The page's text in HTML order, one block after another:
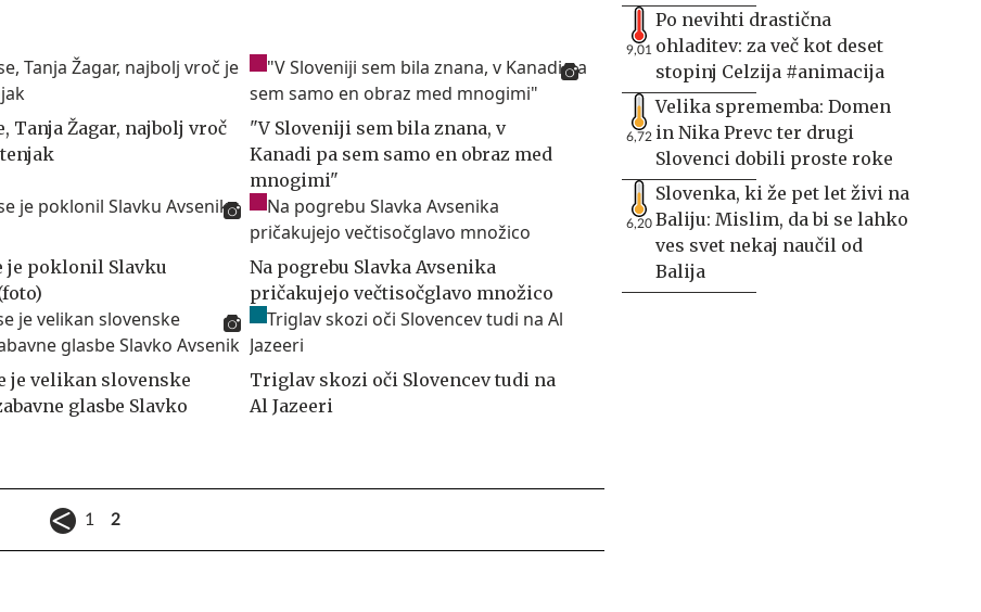
Tanja Žagar, najbolj vroč
"V Sloveniji sem bila znana, v
Kanadi pa sem samo en obraz med
mnogimi"
je poklonil Slavku
Na pogrebu Slavka Avsenika
pričakujejo večtisočglavo množico
je velikan slovenske
glasbe Slavko
Triglav skozi oči Slovencev tudi na
Al Jazeeri
1 2
9,01
Po nevihti drastična
ohladitev: za več kot deset
stopinj Celzija #animacija
6,72
Velika sprememba: Domen
in Nika Prevc ter drugi
Slovenci dobili proste roke
6,20
Slovenka, ki že pet let živi na
Baliju: Mislim, da bi se lahko
ves svet nekaj naučil od
Balija